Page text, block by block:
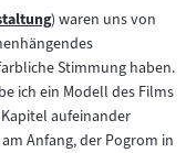
) waren uns von
Stimmung haben.
ich ein Modell des Films
aufeinander
Anfang, der Pogrom in